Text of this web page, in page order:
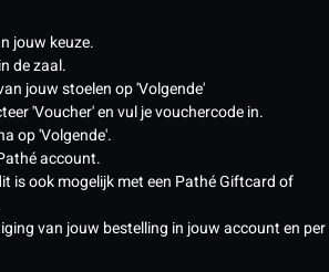
jouw keuze.
de zaal.
jouw stoelen op 'Volgende'
'Voucher' en vul je vouchercode in.
op 'Volgende'.
account.
is ook mogelijk met een Pathé Giftcard of
van jouw bestelling in jouw account en per